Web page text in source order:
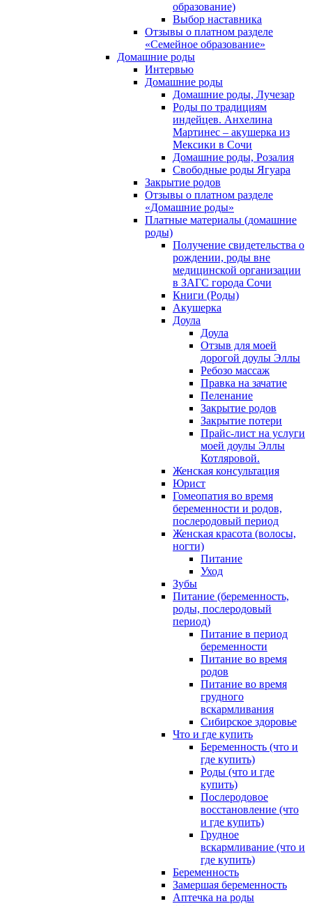
образование)
Выбор наставника
Отзывы о платном разделе
«Семейное образование»
Домашние роды
Интервью
Домашние роды
Домашние роды, Лучезар
Роды по традициям
индейцев. Анхелина
Мартинес – акушерка из
Мексики в Сочи
Домашние роды, Розалия
Свободные роды Ягуара
Закрытие родов
Отзывы о платном разделе
«Домашние роды»
Платные материалы (домашние
роды)
Получение свидетельства о
рождении, роды вне
медицинской организации
в ЗАГС города Сочи
Книги (Роды)
Акушерка
Доула
Доула
Отзыв для моей
дорогой доулы Эллы
Ребозо массаж
Правка на зачатие
Пеленание
Закрытие родов
Закрытие потери
Прайс-лист на услуги
моей доулы Эллы
Котляровой.
Женская консультация
Юрист
Гомеопатия во время
беременности и родов,
послеродовый период
Женская красота (волосы,
ногти)
Питание
Уход
Зубы
Питание (беременность,
роды, послеродовый
период)
Питание в период
беременности
Питание во время
родов
Питание во время
грудного
вскармливания
Сибирское здоровье
Что и где купить
Беременность (что и
где купить)
Роды (что и где
купить)
Послеродовое
восстановление (что
и где купить)
Грудное
вскармливание (что и
где купить)
Беременность
Замершая беременность
Аптечка на роды